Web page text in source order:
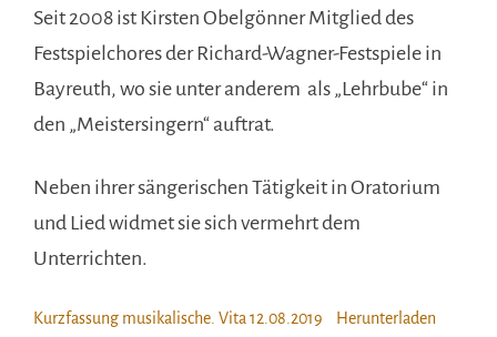
Seit 2008 ist Kirsten Obelgönner Mitglied des
Festspielchores der Richard-Wagner-Festspiele in
Bayreuth, wo sie unter anderem als „Lehrbube“ in
den „Meistersingern“ auftrat.
Neben ihrer sängerischen Tätigkeit in Oratorium
und Lied widmet sie sich vermehrt dem
Unterrichten.
Kurzfassung musikalische. Vita 12.08.2019 Herunterladen